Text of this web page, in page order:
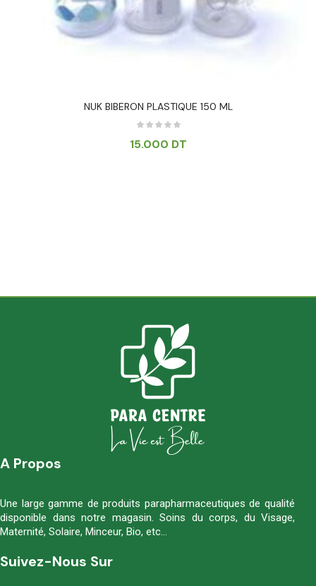
NUK BIBERON PLASTIQUE 150 ML
15.000 DT
A Propos
Une large gamme de produits parapharmaceutiques de qualité
disponible dans notre magasin. Soins du corps, du Visage,
Maternité, Solaire, Minceur, Bio, etc…
Suivez-Nous Sur